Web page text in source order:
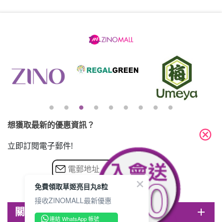
想獲取最新的優惠資訊？
立即訂閱電子郵件!
關於ZINOMALL add
cancel
免費領取草姬亮目丸8粒
接收ZINOMALL最新優惠
連結 WhatsApp 帳號